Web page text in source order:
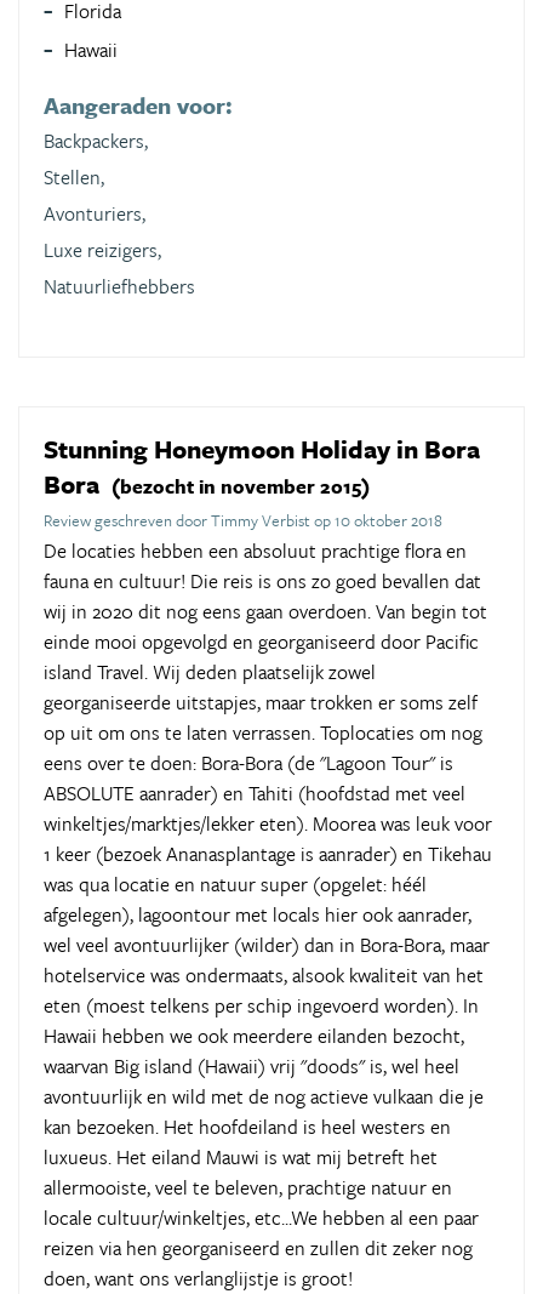
Florida
Hawaii
Aangeraden voor:
Backpackers,
Stellen,
Avonturiers,
Luxe reizigers,
Natuurliefhebbers
Stunning Honeymoon Holiday in Bora
Bora (bezocht in november 2015)
Review geschreven door Timmy Verbist op 10 oktober 2018
De locaties hebben een absoluut prachtige flora en
fauna en cultuur! Die reis is ons zo goed bevallen dat
wij in 2020 dit nog eens gaan overdoen. Van begin tot
einde mooi opgevolgd en georganiseerd door Pacific
island Travel. Wij deden plaatselijk zowel
georganiseerde uitstapjes, maar trokken er soms zelf
op uit om ons te laten verrassen. Toplocaties om nog
eens over te doen: Bora-Bora (de "Lagoon Tour" is
ABSOLUTE aanrader) en Tahiti (hoofdstad met veel
winkeltjes/marktjes/lekker eten). Moorea was leuk voor
1 keer (bezoek Ananasplantage is aanrader) en Tikehau
was qua locatie en natuur super (opgelet: héél
afgelegen), lagoontour met locals hier ook aanrader,
wel veel avontuurlijker (wilder) dan in Bora-Bora, maar
hotelservice was ondermaats, alsook kwaliteit van het
eten (moest telkens per schip ingevoerd worden). In
Hawaii hebben we ook meerdere eilanden bezocht,
waarvan Big island (Hawaii) vrij "doods" is, wel heel
avontuurlijk en wild met de nog actieve vulkaan die je
kan bezoeken. Het hoofdeiland is heel westers en
luxueus. Het eiland Mauwi is wat mij betreft het
allermooiste, veel te beleven, prachtige natuur en
locale cultuur/winkeltjes, etc...We hebben al een paar
reizen via hen georganiseerd en zullen dit zeker nog
doen, want ons verlanglijstje is groot!